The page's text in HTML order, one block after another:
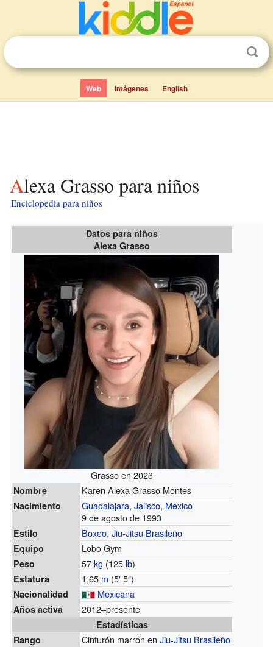
Web Imágenes English
Alexa Grasso para niños
Enciclopedia para niños
Datos para niños
Alexa Grasso
Grasso en 2023
Nombre Karen Alexa Grasso Montes
Nacimiento Guadalajara,Jalisco, México
9 de agosto de 1993
Estilo Boxeo,Jiu-Jitsu Brasileño
Equipo Lobo Gym
Peso 57kg (125 lb)
Estatura 1,65 m (5′5″)
Nacionalidad Mexicana
Años activa 2012–presente
Estadísticas
Rango
Cinturón marrón enJiu-Jitsu Brasileño